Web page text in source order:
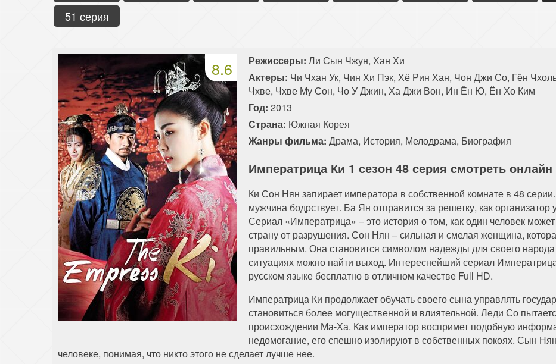
51 серия
8.6 Режиссеры: Ли Сын Чжун, Хан Хи
Актеры: Чи Чхан Ук, Чин Хи Пэк, Хё Рин Хан, Чон Джи Со, Гён
Чхве, Чхве Му Сон, Чо У Джин, Ха Джи Вон, Ин Ён Ю, Ён Хо Ким
Год: 2013
Страна: Южная Корея
Жанры фильма: Драма, История, Мелодрама, Биография
Императрица Ки 1 сезон 48 серия смотреть онлайн
Ки Сон Нян запирает императора в собственной комнате в 48
мужчина бодрствует. Ба Ян отправится за решетку, как
Сериал «Императрица» – это история о том, как один человек
страну от разрушения. Сон Нян – сильная и смелая женщина,
правильным. Она становится символом надежды для своего
ситуациях можно найти выход. Интереснейший сериал
русском языке бесплатно в отличном качестве Full HD.
Императрица Ки продолжает обучать своего сына управлять
становиться более могущественной и влиятельной. Леди Со
происхождении Ма-Ха. Как император воспримет подобную
недомогание, его спешно изолируют в собственных покоях. Сын
человеке, понимая, что никто этого не сделает лучше нее.